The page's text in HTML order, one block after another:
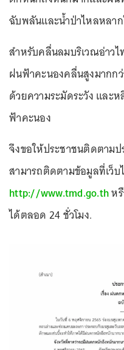
ฉับพลันและน้ําป่าไหลหลา
สําหรับคลื่นลมบริเวณอ่าว
ฝนฟ้าคะนองคลื่นสูงมากกว่
ด้วยความระมัดระวัง และ
ฟ้าคะนอง
จึงขอให้ประชาชนติดตาม
สามารถติดตามข้อมูลที่เว็
http://www.tmd.go.thห
ได้ตลอด 24 ชั่วโมง.